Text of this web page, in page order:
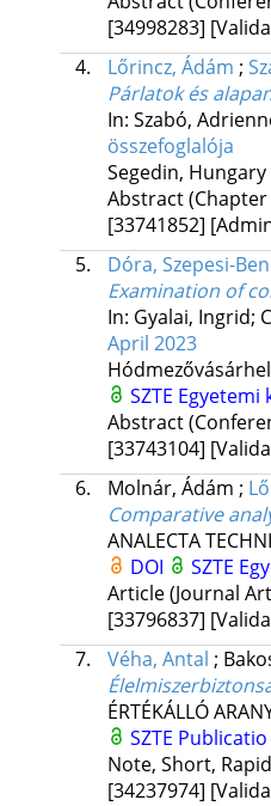
[34998283]
4.
Lőrincz, Ádám ;
Párlatok és
In: Szabó,
összefoglalója
Segedin, Hungary
Abstract
[33741852]
5.
Dóra, Szepesi-
Examination of
In: Gyalai, Ingrid;
April 2023
SZTE Egyetemi
Abstract
[33743104]
6.
Molnár, Ádám ;
Comparative
ANALECTA
DOI
SZTE
Article (Journal
[33796837]
7.
Véha, Antal ;
ÉRTÉKÁLLÓ
SZTE Publicatio
Note, Short,
[34237974]